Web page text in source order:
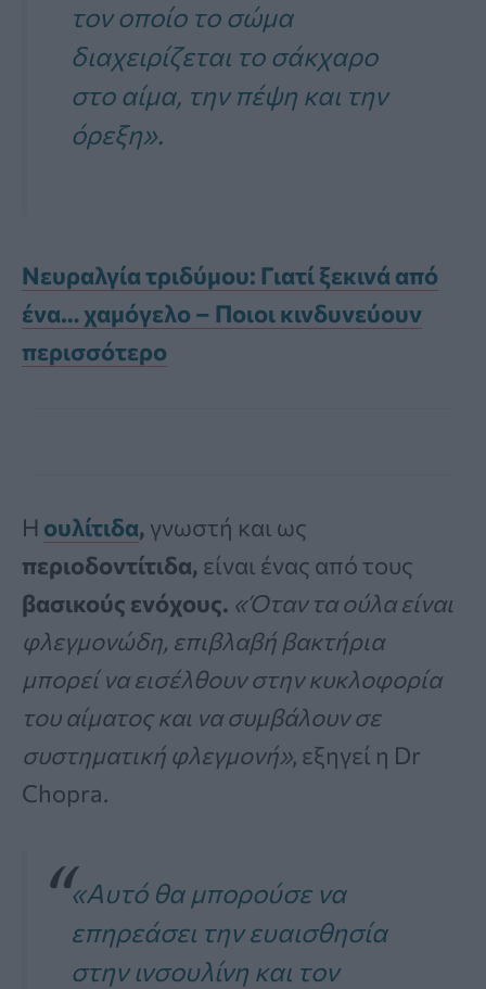
τον οποίο το σώμα
διαχειρίζεται το σάκχαρο
στο αίμα, την πέψη και την
όρεξη».
Νευραλγία τριδύμου: Γιατί ξεκινά από
ένα… χαμόγελο – Ποιοι κινδυνεύουν
περισσότερο
Η ουλίτιδα, γνωστή και ως
περιοδοντίτιδα, είναι ένας από τους
βασικούς ενόχους. «Όταν τα ούλα είναι
φλεγμονώδη, επιβλαβή βακτήρια
μπορεί να εισέλθουν στην κυκλοφορία
του αίματος και να συμβάλουν σε
συστηματική φλεγμονή», εξηγεί η Dr
Chopra.
«Αυτό θα μπορούσε να
επηρεάσει την ευαισθησία
στην ινσουλίνη και τον